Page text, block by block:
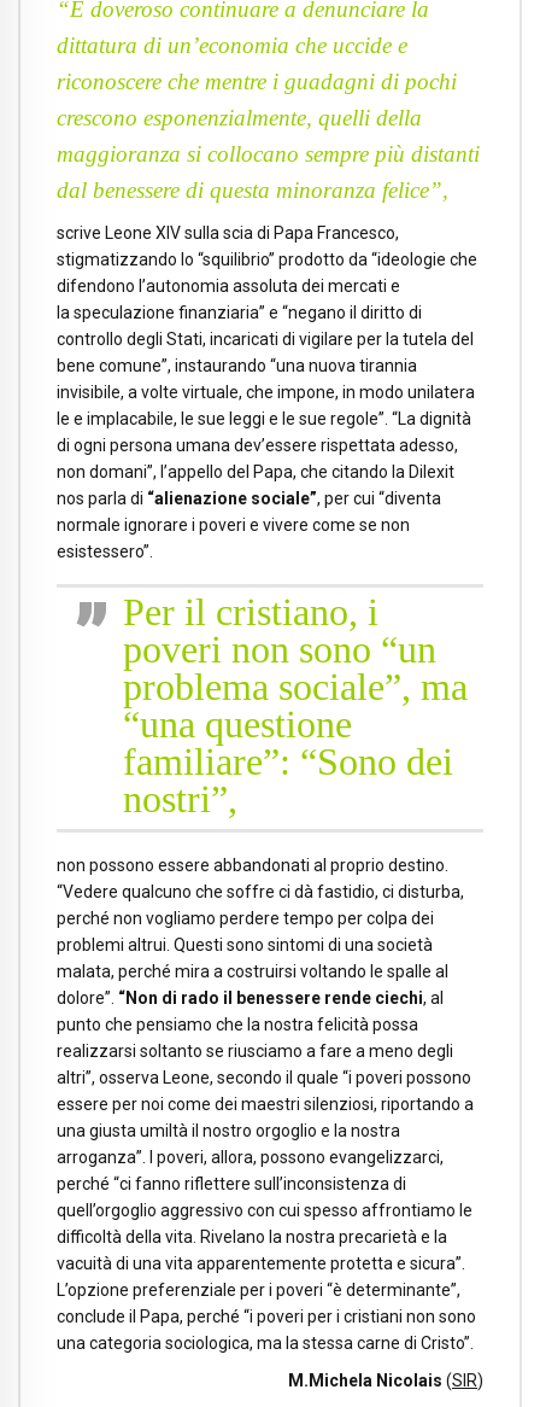
“È doveroso continuare a denunciare la
dittatura di un’economia che uccide e
riconoscere che mentre i guadagni di pochi
crescono esponenzialmente, quelli della
maggioranza si collocano sempre più distanti
dal benessere di questa minoranza felice”,
scrive Leone XIV sulla scia di Papa Francesco,
stigmatizzando lo “squilibrio” prodotto da “ideologie che
difendono l’autonomia assoluta dei mercati e
la speculazione finanziaria” e “negano il diritto di
controllo degli Stati, incaricati di vigilare per la tutela del
bene comune”, instaurando “una nuova tirannia
invisibile, a volte virtuale, che impone, in modo unilatera
le e implacabile, le sue leggi e le sue regole”. “La dignità
di ogni persona umana dev’essere rispettata adesso,
non domani”, l’appello del Papa, che citando la Dilexit
nos parla di “alienazione sociale”, per cui “diventa
normale ignorare i poveri e vivere come se non
esistessero”.
Per il cristiano, i
poveri non sono “un
problema sociale”, ma
“una questione
familiare”: “Sono dei
nostri”,
non possono essere abbandonati al proprio destino.
“Vedere qualcuno che soffre ci dà fastidio, ci disturba,
perché non vogliamo perdere tempo per colpa dei
problemi altrui. Questi sono sintomi di una società
malata, perché mira a costruirsi voltando le spalle al
dolore”. “Non di rado il benessere rende ciechi, al
punto che pensiamo che la nostra felicità possa
realizzarsi soltanto se riusciamo a fare a meno degli
altri”, osserva Leone, secondo il quale “i poveri possono
essere per noi come dei maestri silenziosi, riportando a
una giusta umiltà il nostro orgoglio e la nostra
arroganza”. I poveri, allora, possono evangelizzarci,
perché “ci fanno riflettere sull’inconsistenza di
quell’orgoglio aggressivo con cui spesso affrontiamo le
difficoltà della vita. Rivelano la nostra precarietà e la
vacuità di una vita apparentemente protetta e sicura”.
L’opzione preferenziale per i poveri “è determinante”,
conclude il Papa, perché “i poveri per i cristiani non sono
una categoria sociologica, ma la stessa carne di Cristo”.
M.Michela Nicolais (SIR)